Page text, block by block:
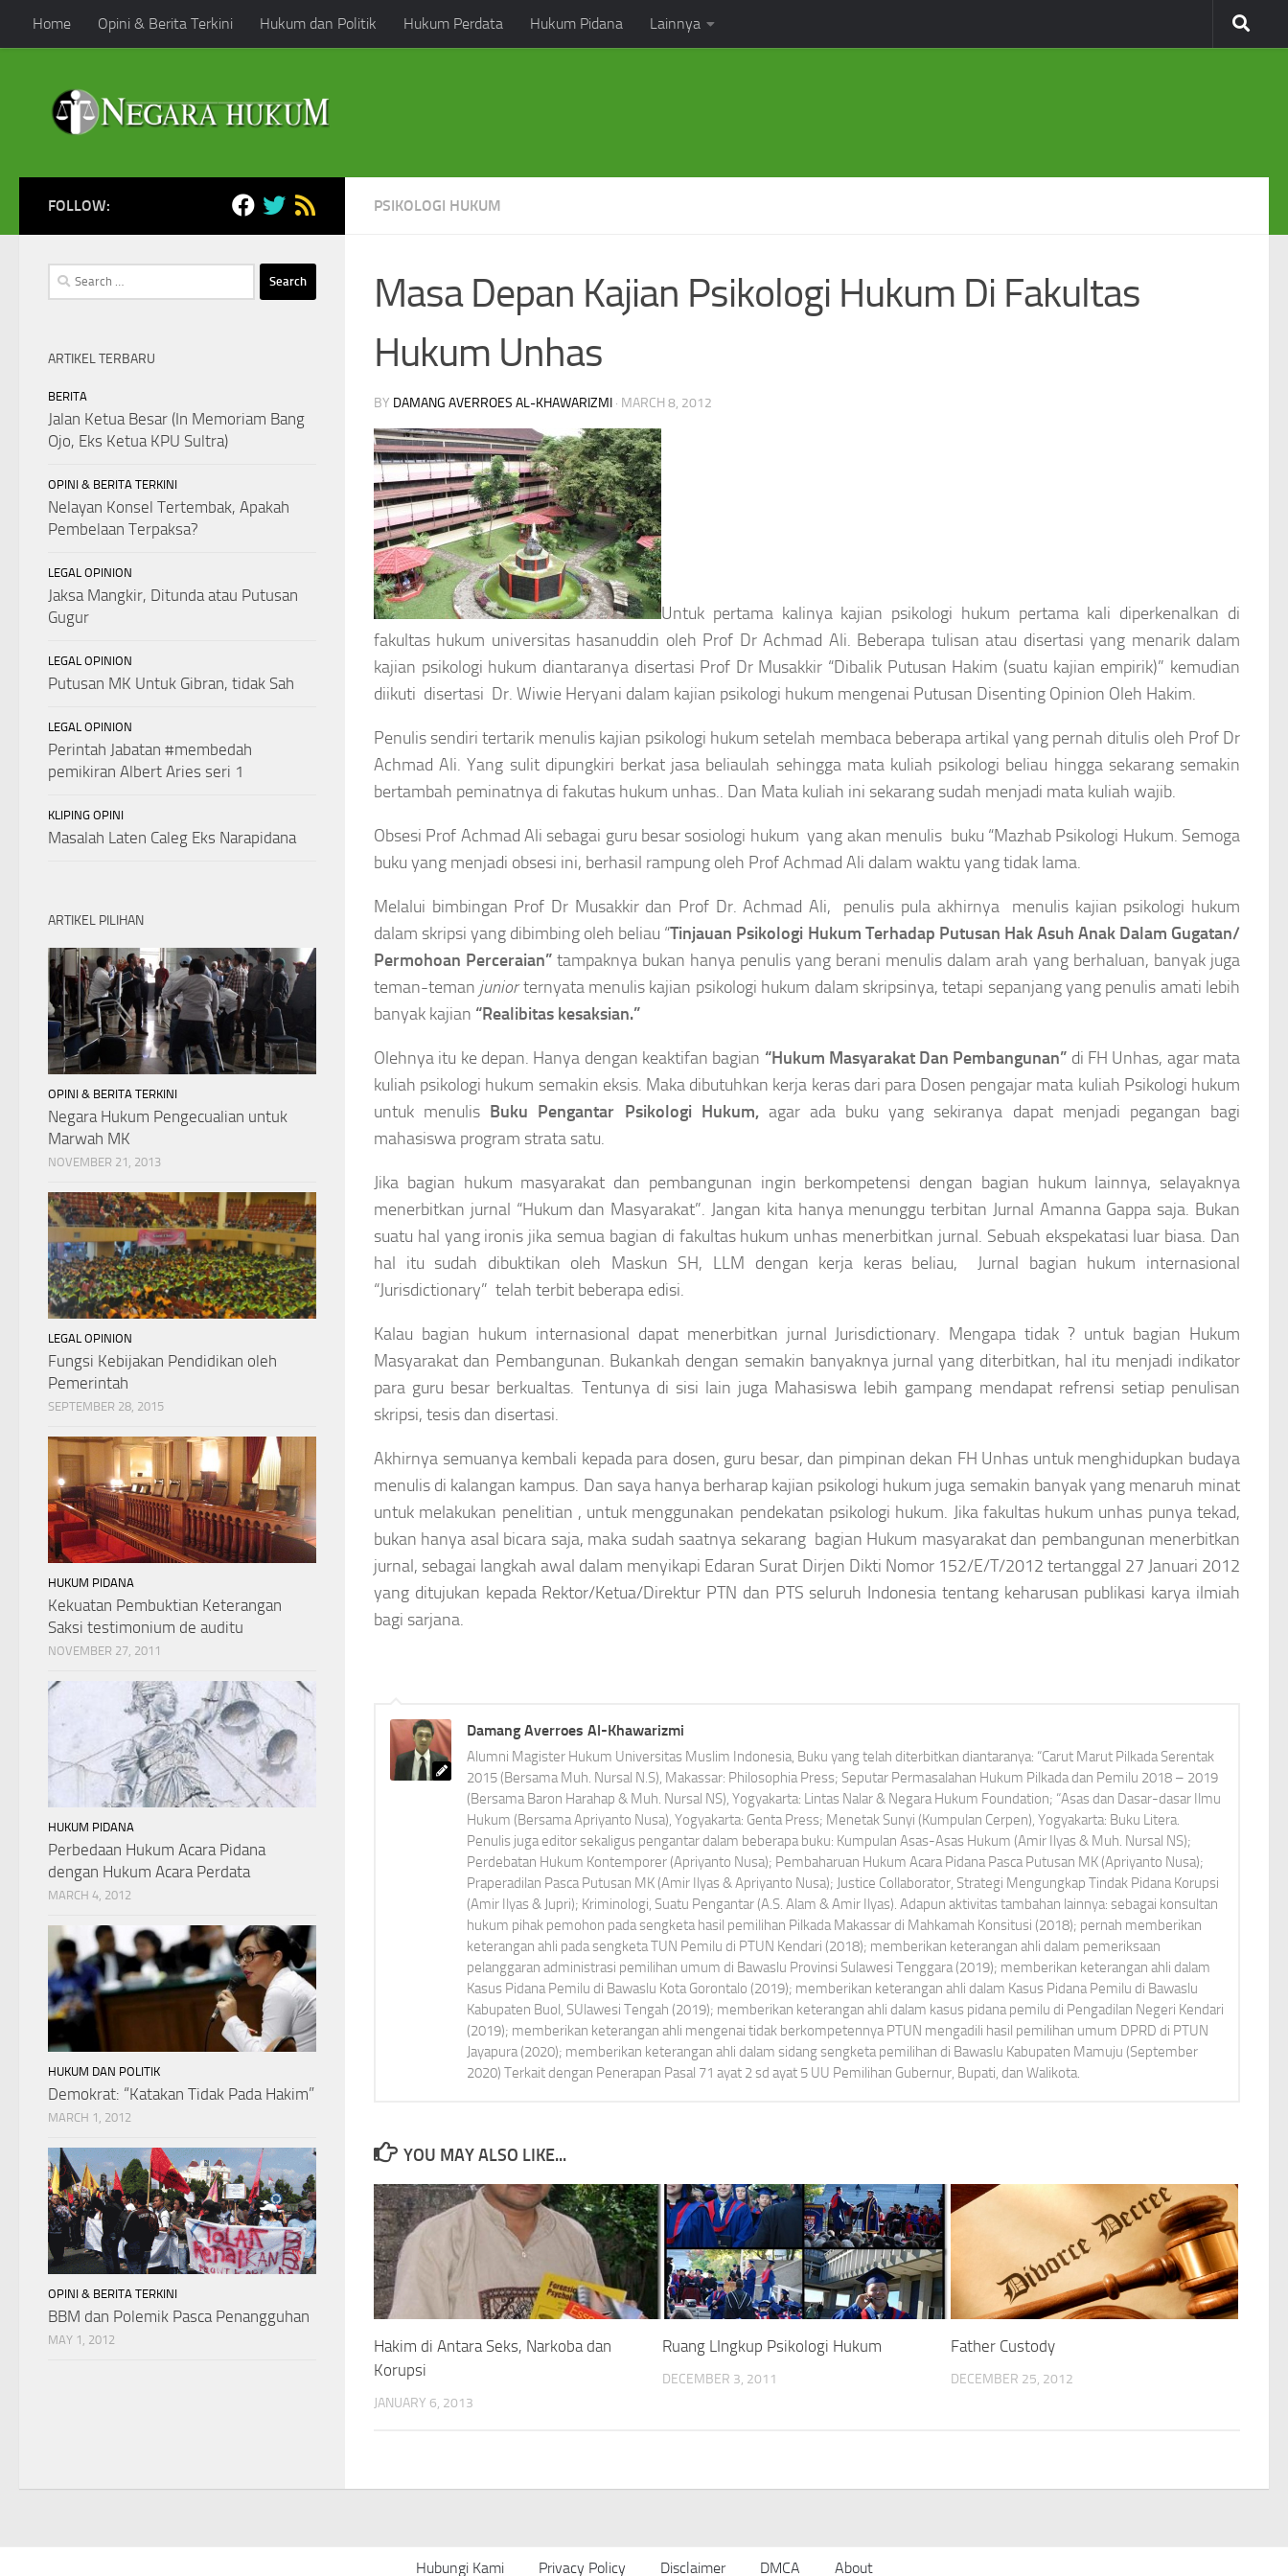
Skip to content
Home Opini & Berita Terkini Hukum dan Politik Hukum Perdata Hukum Pidana Lainnya
PSIKOLOGI HUKUM
Masa Depan Kajian Psikologi Hukum Di Fakultas
Hukum Unhas
BY DAMANG AVERROES AL-KHAWARIZMI · MARCH 8, 2012
Untuk pertama kalinya kajian psikologi hukum pertama kali diperkenalkan di
fakultas hukum universitas hasanuddin oleh Prof Dr Achmad Ali. Beberapa tulisan atau disertasi yang menarik dalam
kajian psikologi hukum diantaranya disertasi Prof Dr Musakkir “Dibalik Putusan Hakim (suatu kajian empirik)” kemudian
diikuti disertasi Dr. Wiwie Heryani dalam kajian psikologi hukum mengenai Putusan Disenting Opinion Oleh Hakim.
Penulis sendiri tertarik menulis kajian psikologi hukum setelah membaca beberapa artikal yang pernah ditulis oleh Prof Dr
Achmad Ali. Yang sulit dipungkiri berkat jasa beliaulah sehingga mata kuliah psikologi beliau hingga sekarang semakin
bertambah peminatnya di fakutas hukum unhas.. Dan Mata kuliah ini sekarang sudah menjadi mata kuliah wajib.
Obsesi Prof Achmad Ali sebagai guru besar sosiologi hukum yang akan menulis buku “Mazhab Psikologi Hukum. Semoga
buku yang menjadi obsesi ini, berhasil rampung oleh Prof Achmad Ali dalam waktu yang tidak lama.
Melalui bimbingan Prof Dr Musakkir dan Prof Dr. Achmad Ali, penulis pula akhirnya menulis kajian psikologi hukum
dalam skripsi yang dibimbing oleh beliau “Tinjauan Psikologi Hukum Terhadap Putusan Hak Asuh Anak Dalam Gugatan/
Permohoan Perceraian” tampaknya bukan hanya penulis yang berani menulis dalam arah yang berhaluan, banyak juga
teman-teman juniorternyata menulis kajian psikologi hukum dalam skripsinya, tetapi sepanjang yang penulis amati lebih
banyak kajian “Realibitas kesaksian.”
Olehnya itu ke depan. Hanya dengan keaktifan bagian “Hukum Masyarakat Dan Pembangunan” di FH Unhas, agar mata
kuliah psikologi hukum semakin eksis. Maka dibutuhkan kerja keras dari para Dosen pengajar mata kuliah Psikologi hukum
untuk menulis Buku Pengantar Psikologi Hukum,agar ada buku yang sekiranya dapat menjadi pegangan bagi
mahasiswa program strata satu.
Jika bagian hukum masyarakat dan pembangunan ingin berkompetensi dengan bagian hukum lainnya, selayaknya
menerbitkan jurnal “Hukum dan Masyarakat”. Jangan kita hanya menunggu terbitan Jurnal Amanna Gappa saja. Bukan
suatu hal yang ironis jika semua bagian di fakultas hukum unhas menerbitkan jurnal. Sebuah ekspekatasi luar biasa. Dan
hal itu sudah dibuktikan oleh Maskun SH, LLM dengan kerja keras beliau, Jurnal bagian hukum internasional
“Jurisdictionary” telah terbit beberapa edisi.
Kalau bagian hukum internasional dapat menerbitkan jurnal Jurisdictionary. Mengapa tidak ? untuk bagian Hukum
Masyarakat dan Pembangunan. Bukankah dengan semakin banyaknya jurnal yang diterbitkan, hal itu menjadi indikator
para guru besar berkualtas. Tentunya di sisi lain juga Mahasiswa lebih gampang mendapat refrensi setiap penulisan
skripsi, tesis dan disertasi.
Akhirnya semuanya kembali kepada para dosen, guru besar, dan pimpinan dekan FH Unhas untuk menghidupkan budaya
menulis di kalangan kampus. Dan saya hanya berharap kajian psikologi hukum juga semakin banyak yang menaruh minat
untuk melakukan penelitian , untuk menggunakan pendekatan psikologi hukum. Jika fakultas hukum unhas punya tekad,
bukan hanya asal bicara saja, maka sudah saatnya sekarang bagian Hukum masyarakat dan pembangunan menerbitkan
jurnal, sebagai langkah awal dalam menyikapi Edaran Surat Dirjen Dikti Nomor 152/E/T/2012 tertanggal 27 Januari 2012
yang ditujukan kepada Rektor/Ketua/Direktur PTN dan PTS seluruh Indonesia tentang keharusan publikasi karya ilmiah
bagi sarjana.
Damang Averroes Al-Khawarizmi
Alumni Magister Hukum Universitas Muslim Indonesia, Buku yang telah diterbitkan diantaranya: “Carut Marut Pilkada Serentak
2015 (Bersama Muh. Nursal N.S), Makassar: Philosophia Press; Seputar Permasalahan Hukum Pilkada dan Pemilu 2018 – 2019
(Bersama Baron Harahap & Muh. Nursal NS), Yogyakarta: Lintas Nalar & Negara Hukum Foundation; “Asas dan Dasar-dasar Ilmu
Hukum (Bersama Apriyanto Nusa), Yogyakarta: Genta Press; Menetak Sunyi (Kumpulan Cerpen), Yogyakarta: Buku Litera.
Penulis juga editor sekaligus pengantar dalam beberapa buku: Kumpulan Asas-Asas Hukum (Amir Ilyas & Muh. Nursal NS);
Perdebatan Hukum Kontemporer (Apriyanto Nusa); Pembaharuan Hukum Acara Pidana Pasca Putusan MK (Apriyanto Nusa);
Praperadilan Pasca Putusan MK (Amir Ilyas & Apriyanto Nusa); Justice Collaborator, Strategi Mengungkap Tindak Pidana Korupsi
(Amir Ilyas & Jupri); Kriminologi, Suatu Pengantar (A.S. Alam & Amir Ilyas). Adapun aktivitas tambahan lainnya: sebagai konsultan
hukum pihak pemohon pada sengketa hasil pemilihan Pilkada Makassar di Mahkamah Konsitusi (2018); pernah memberikan
keterangan ahli pada sengketa TUN Pemilu di PTUN Kendari (2018); memberikan keterangan ahli dalam pemeriksaan
pelanggaran administrasi pemilihan umum di Bawaslu Provinsi Sulawesi Tenggara (2019); memberikan keterangan ahli dalam
Kasus Pidana Pemilu di Bawaslu Kota Gorontalo (2019); memberikan keterangan ahli dalam Kasus Pidana Pemilu di Bawaslu
Kabupaten Buol, SUlawesi Tengah (2019); memberikan keterangan ahli dalam kasus pidana pemilu di Pengadilan Negeri Kendari
(2019); memberikan keterangan ahli mengenai tidak berkompetennya PTUN mengadili hasil pemilihan umum DPRD di PTUN
Jayapura (2020); memberikan keterangan ahli dalam sidang sengketa pemilihan di Bawaslu Kabupaten Mamuju (September
2020) Terkait dengan Penerapan Pasal 71 ayat 2 sd ayat 5 UU Pemilihan Gubernur, Bupati, dan Walikota.
YOU MAY ALSO LIKE...
Hakim di Antara Seks, Narkoba dan
Korupsi
JANUARY 6, 2013
Ruang LIngkup Psikologi Hukum
DECEMBER 3, 2011
Father Custody
DECEMBER 25, 2012
FOLLOW:
Search
for:
ARTIKEL TERBARU
BERITA
Jalan Ketua Besar (In Memoriam Bang
Ojo, Eks Ketua KPU Sultra)
OPINI & BERITA TERKINI
Nelayan Konsel Tertembak, Apakah
Pembelaan Terpaksa?
LEGAL OPINION
Jaksa Mangkir, Ditunda atau Putusan
Gugur
LEGAL OPINION
Putusan MK Untuk Gibran, tidak Sah
LEGAL OPINION
Perintah Jabatan #membedah
pemikiran Albert Aries seri 1
KLIPING OPINI
Masalah Laten Caleg Eks Narapidana
ARTIKEL PILIHAN
OPINI & BERITA TERKINI
Negara Hukum Pengecualian untuk
Marwah MK
NOVEMBER 21, 2013
LEGAL OPINION
Fungsi Kebijakan Pendidikan oleh
Pemerintah
SEPTEMBER 28, 2015
HUKUM PIDANA
Kekuatan Pembuktian Keterangan
Saksi testimonium de auditu
NOVEMBER 27, 2011
HUKUM PIDANA
Perbedaan Hukum Acara Pidana
dengan Hukum Acara Perdata
MARCH 4, 2012
HUKUM DAN POLITIK
Demokrat: “Katakan Tidak Pada Hakim”
MARCH 1, 2012
OPINI & BERITA TERKINI
BBM dan Polemik Pasca Penangguhan
MAY 1, 2012
Hubungi Kami Privacy Policy Disclaimer DMCA About